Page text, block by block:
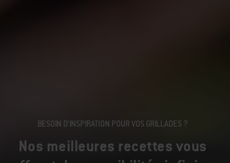
BESOIN D’INSPIRATION POUR VOS GRILLADES ?
Nos meilleures recettes vous